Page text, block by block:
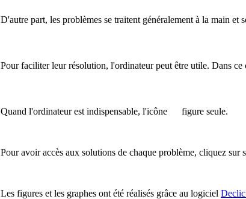
D'autre part, les problèmes se traitent généralement à la main et
Pour faciliter leur résolution, l'ordinateur peut être utile. Dans ce
Quand l'ordinateur est indispensable, l'icône figure seule.
Pour avoir accès aux solutions de chaque problème, cliquez sur
Les figures et les graphes ont été réalisés grâce au logiciel